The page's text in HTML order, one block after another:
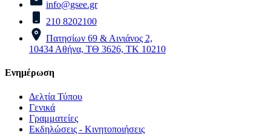
info@gsee.gr
210 8202100
Πατησίων 69 & Αινιάνος 2,
10434 Αθήνα, ΤΘ 3626, ΤΚ 10210
Ενημέρωση
Δελτία Τύπου
Γενικά
Γραμματείες
Εκδηλώσεις - Κινητοποιήσεις